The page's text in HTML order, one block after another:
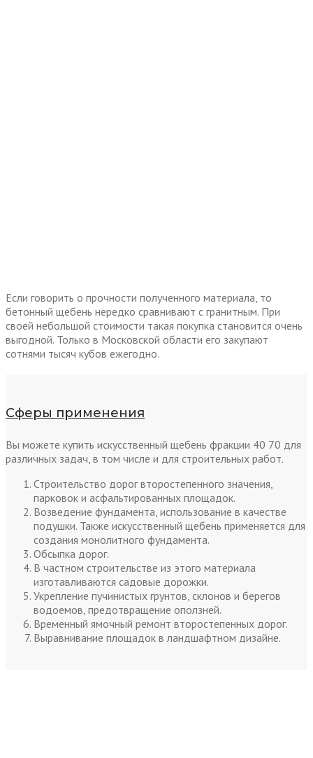
Если говорить о прочности полученного материала, то
бетонный щебень нередко сравнивают с гранитным. При
своей небольшой стоимости такая покупка становится очень
выгодной. Только в Московской области его закупают
сотнями тысяч кубов ежегодно.
Сферы применения
Вы можете купить искусственный щебень фракции 40 70 для
различных задач, в том числе и для строительных работ.
Строительство дорог второстепенного значения,
парковок и асфальтированных площадок.
Возведение фундамента, использование в качестве
подушки. Также искусственный щебень применяется для
создания монолитного фундамента.
Обсыпка дорог.
В частном строительстве из этого материала
изготавливаются садовые дорожки.
Укрепление пучинистых грунтов, склонов и берегов
водоемов, предотвращение оползней.
Временный ямочный ремонт второстепенных дорог.
Выравнивание площадок в ландшафтном дизайне.